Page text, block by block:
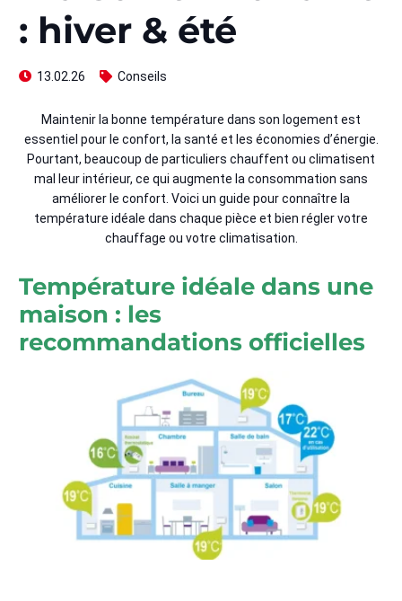
: hiver & été
13.02.26 Conseils
Maintenir la bonne température dans son logement est
essentiel pour le confort, la santé et les économies d’énergie.
Pourtant, beaucoup de particuliers chauffent ou climatisent
mal leur intérieur, ce qui augmente la consommation sans
améliorer le confort. Voici un guide pour connaître la
température idéale dans chaque pièce et bien régler votre
chauffage ou votre climatisation.
Température idéale dans une
maison : les
recommandations officielles